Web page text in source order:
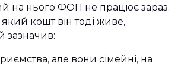
на нього ФОП не працює зараз.
кошт він тоді живе,
зазначив:
але вони сімейні, на